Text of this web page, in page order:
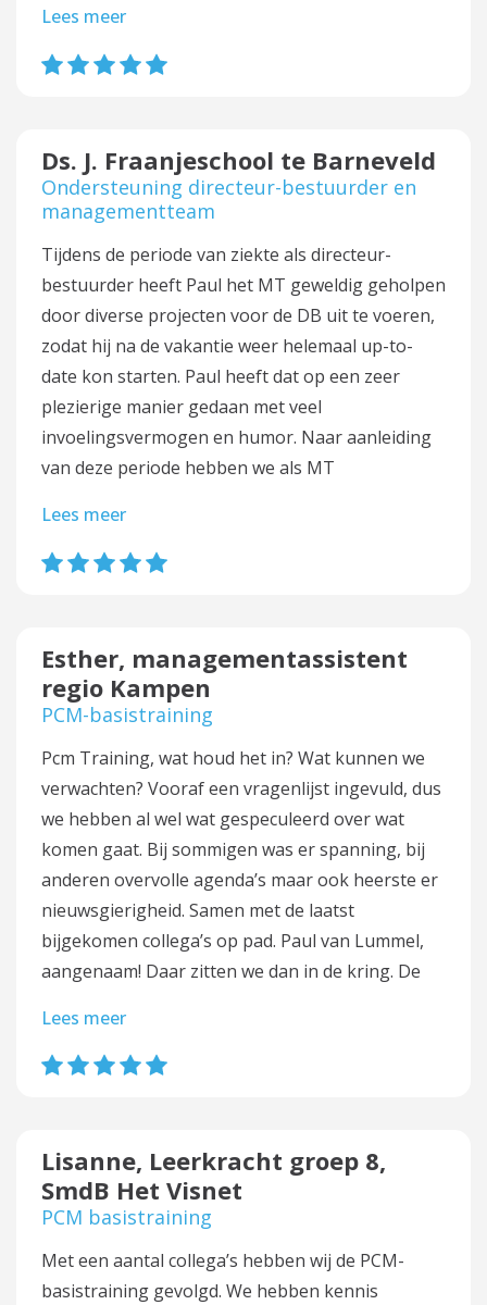
Lees meer
Ds. J. Fraanjeschool te Barneveld
Ondersteuning directeur-bestuurder en
managementteam
Tijdens de periode van ziekte als directeur-
bestuurder heeft Paul het MT geweldig geholpen
door diverse projecten voor de DB uit te voeren,
zodat hij na de vakantie weer helemaal up-to-
date kon starten. Paul heeft dat op een zeer
plezierige manier gedaan met veel
invoelingsvermogen en humor. Naar aanleiding
van deze periode hebben we als MT
Lees meer
Esther, managementassistent
regio Kampen
PCM-basistraining
Pcm Training, wat houd het in? Wat kunnen we
verwachten? Vooraf een vragenlijst ingevuld, dus
we hebben al wel wat gespeculeerd over wat
komen gaat. Bij sommigen was er spanning, bij
anderen overvolle agenda’s maar ook heerste er
nieuwsgierigheid. Samen met de laatst
bijgekomen collega’s op pad. Paul van Lummel,
aangenaam! Daar zitten we dan in de kring. De
Lees meer
Lisanne, Leerkracht groep 8,
SmdB Het Visnet
PCM basistraining
Met een aantal collega’s hebben wij de PCM-
basistraining gevolgd. We hebben kennis